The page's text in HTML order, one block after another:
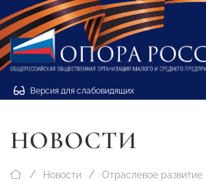
Версия для слабовидящих
НОВОСТИ
Новости Отраслевое развитие